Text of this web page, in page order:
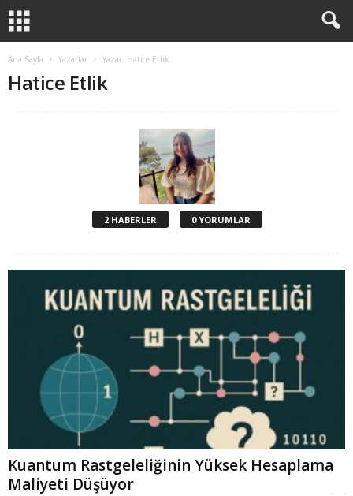
Ana Sayfa Yazarlar Yazar: Hatice Etlik
Hatice Etlik
2 HABERLER 0 YORUMLAR
Kuantum Rastgeleliğinin Yüksek Hesaplama
Maliyeti Düşüyor